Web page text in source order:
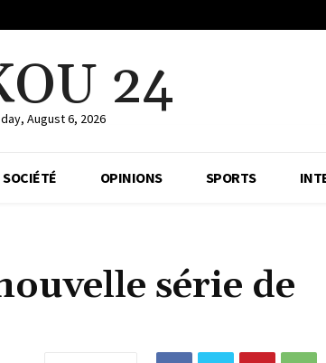
24
August 6, 2026
SOCIÉTÉ OPINIONS SPORTS
série de